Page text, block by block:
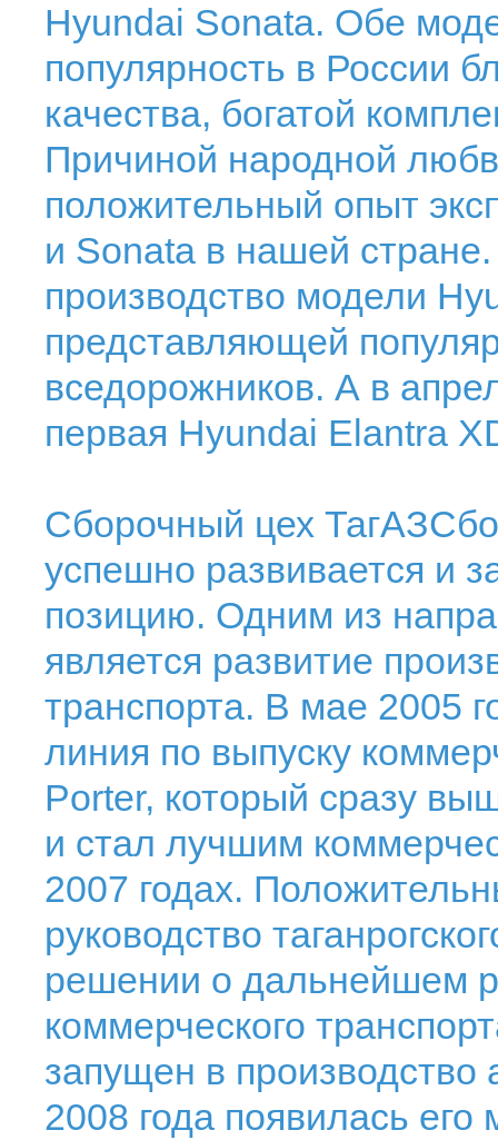
Hyundai Sonata. Обе
популярность в России
качества, богатой
Причиной народной
положительный опыт
и Sonata в нашей
производство модели
представляющей
вседорожников. А в
первая Hyundai Elantra
Сборочный цех
успешно развивается и
позицию. Одним из
является развитие
транспорта. В мае 2005
линия по выпуску
Porter, который сразу
и стал лучшим
2007 годах.
руководство
решении о дальнейшем
коммерческого
запущен в производство
2008 года появилась